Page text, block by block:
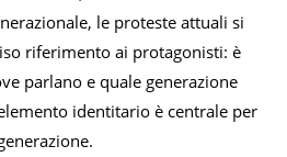
le proteste attuali si
riferimento ai protagonisti: è
parlano e quale generazione
identitario è centrale per